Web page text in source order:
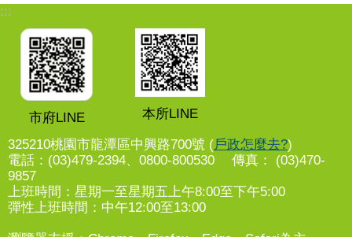
:::
市府LINE 本所LINE
325210桃園市龍潭區中興路700號 (戶政怎麼去?)
電話：(03)479-2394、0800-800530 傳真： (03)470-
9857
上班時間：星期一至星期五上午8:00至下午5:00
彈性上班時間：中午12:00至13:00